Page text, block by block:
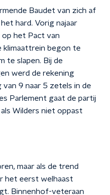
Baudet van zich af
hard. Vorig najaar
het Pact van
klimaattrein begon te
te slapen. Bij de
werd de rekening
9 naar 5 zetels in de
Parlement gaat de partij
Wilders niet oppast
maar als de trend
het eerst welhaast
Binnenhof-veteraan